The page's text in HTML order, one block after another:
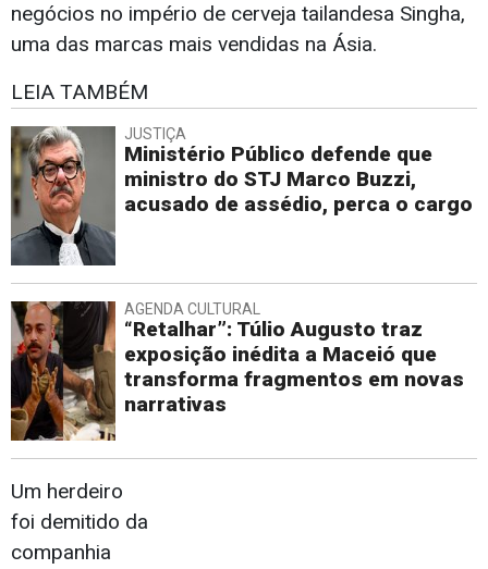
negócios no império de cerveja tailandesa Singha,
uma das marcas mais vendidas na Ásia.
LEIA TAMBÉM
JUSTIÇA
Ministério Público defende que
ministro do STJ Marco Buzzi,
acusado de assédio, perca o cargo
AGENDA CULTURAL
“Retalhar”: Túlio Augusto traz
exposição inédita a Maceió que
transforma fragmentos em novas
narrativas
Um herdeiro
foi demitido da
companhia